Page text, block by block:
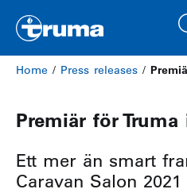
Home / Press releases /
Premiär för
Ett mer än smart
Caravan Salon 2021